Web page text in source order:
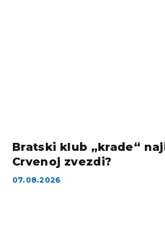
Bratski klub „krade“
Crvenoj zvezdi?
07.08.2026